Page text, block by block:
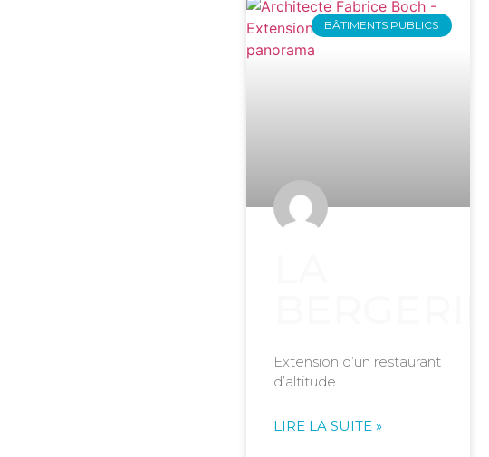
BÂTIMENTS PUBLICS
Extension d’un restaurant
d’altitude.
LIRE LA SUITE »